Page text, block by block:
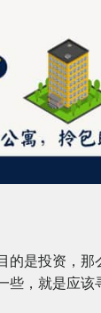
是投资，
，就是应